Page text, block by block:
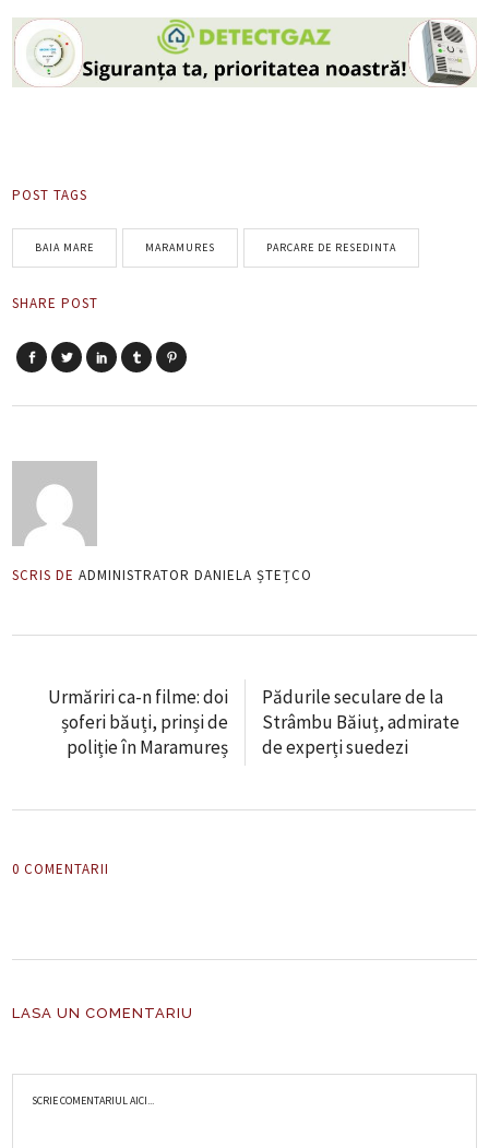
POST TAGS
BAIA MARE MARAMURES PARCARE DE RESEDINTA
SHARE POST
SCRIS DE ADMINISTRATOR DANIELA ȘTEȚCO
Urmăriri ca-n filme: doi
șoferi băuți, prinși de
poliție în Maramureș
Pădurile seculare de la
Strâmbu Băiuț, admirate
de experți suedezi
0 COMENTARII
LASA UN COMENTARIU